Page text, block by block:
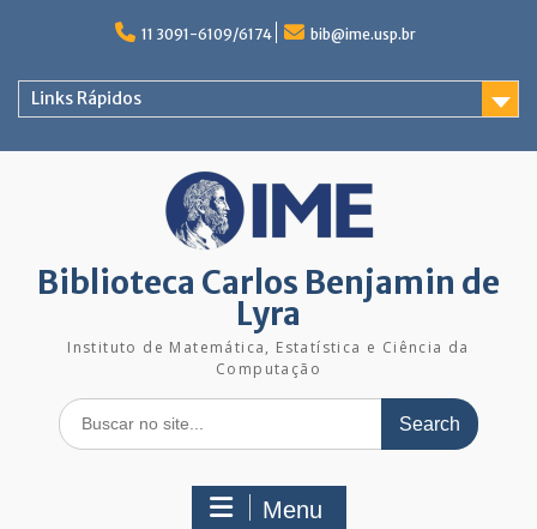
11 3091-6109/6174 bib@ime.usp.br
Links Rápidos
Biblioteca Carlos Benjamin de
Lyra
Instituto de Matemática, Estatística e Ciência da
Computação
Search
for:
Menu